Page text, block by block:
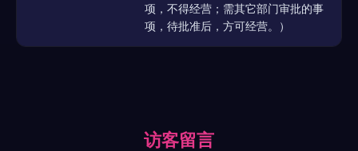
项，不得经营；需其它部门审批的事
项，待批准后，方可经营。）
访客留言